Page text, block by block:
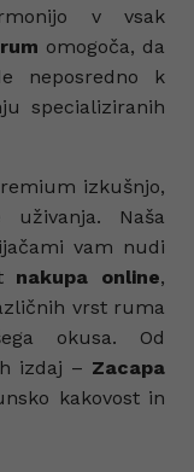
v vsak
omogoča, da
neposredno k
specializiranih
izkušnjo,
Naša
vam nudi
nakupa online,
vrst ruma
okusa. Od
izdaj – Zacapa
kakovost in